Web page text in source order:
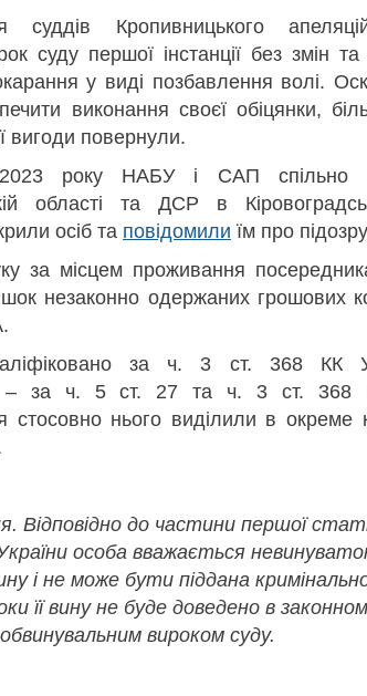
суддів Кропивницького
суду першої інстанції без змін
у виді позбавлення волі.
виконання своєї обіцянки,
вигоди повернули.
року НАБУ і САП
області та ДСР в
осіб та повідомили їм про
за місцем проживання
незаконно одержаних грошових
за ч. 3 ст. 368 КК
– за ч. 5 ст. 27 та ч. 3 ст. 368
стосовно нього виділили в окреме
Відповідно до частини першої
особа вважається
і не може бути піддана
її вину не буде доведено в
вироком суду.